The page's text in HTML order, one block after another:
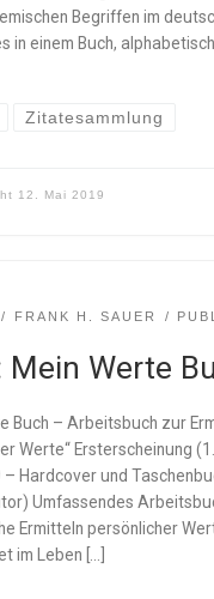
Begriffen im
in einem Buch,
Zitatesammlung
12. Mai 2019
FRANK H. SAUER
Mein Werte
Buch – Arbeitsbuch zur
Werte“ Ersterscheinung
Hardcover und
Umfassendes
Ermitteln persönlicher
im Leben […]